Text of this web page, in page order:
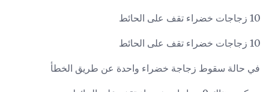
10 زجاجات خضراء تقف على الحائط
10 زجاجات خضراء تقف على الحائط
في حالة سقوط زجاجة خضراء واحدة عن طريق الخطأ